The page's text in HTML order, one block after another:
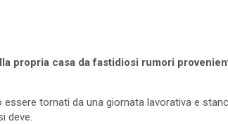
propria casa da fastidiosi rumori
essere tornati da una giornata lavorativa e
deve.